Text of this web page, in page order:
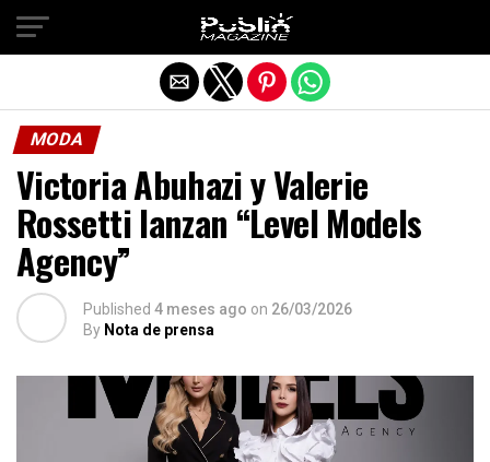
MODA
Victoria Abuhazi y Valerie
Rossetti lanzan “Level Models
Agency”
Published 4 meses ago on 26/03/2026
By Nota de prensa
Salir de la versión móvil